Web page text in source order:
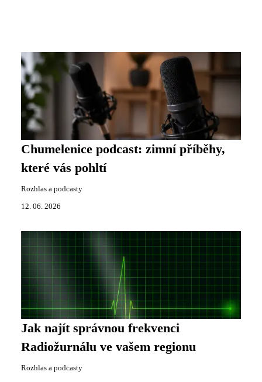
Chumelenice podcast: zimní příběhy,
které vás pohltí
Rozhlas a podcasty
12. 06. 2026
Jak najít správnou frekvenci
Radiožurnálu ve vašem regionu
Rozhlas a podcasty